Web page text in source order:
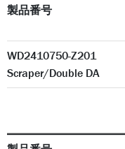
製品番号
WD2410750-Z201
Scraper/Double DA